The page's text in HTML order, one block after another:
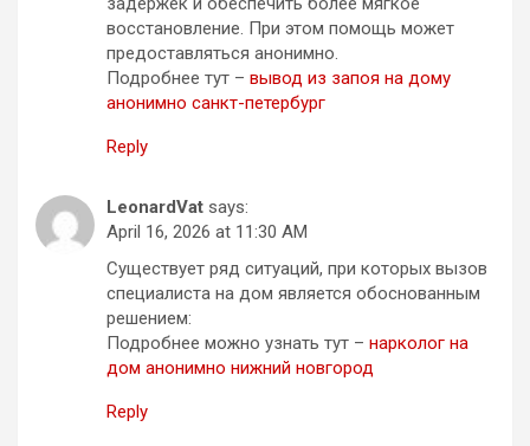
восстановление. При этом помощь может
предоставляться анонимно.
Подробнее тут – вывод из запоя на дому
анонимно санкт-петербург
Reply
LeonardVat says:
April 16, 2026 at 11:30 AM
Существует ряд ситуаций, при которых вызов
специалиста на дом является обоснованным
решением:
Подробнее можно узнать тут – нарколог на
дом анонимно нижний новгород
Reply